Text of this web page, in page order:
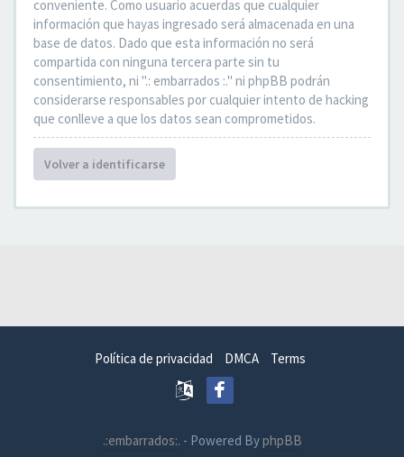
conveniente. Como usuario acuerdas que cualquier
información que hayas ingresado será almacenada en una
base de datos. Dado que esta información no será
compartida con ninguna tercera parte sin tu
consentimiento, ni ".: embarrados :." ni phpBB podrán
considerarse responsables por cualquier intento de hacking
que conlleve a que los datos sean comprometidos.
Volver a identificarse
Política de privacidad DMCA Terms
.:embarrados:. - Powered ByphpBB